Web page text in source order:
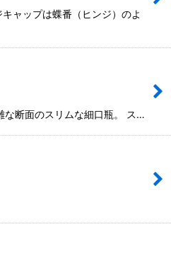
ャップは蝶番（ヒンジ）のよ
な断面のスリムな細口瓶。 ス…